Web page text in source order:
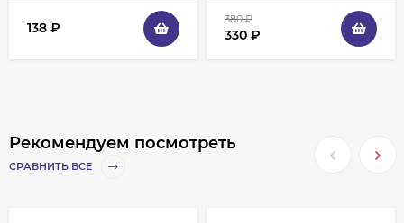
138 ₽
380₽
330 ₽
Рекомендуем посмотреть
СРАВНИТЬ ВСЕ